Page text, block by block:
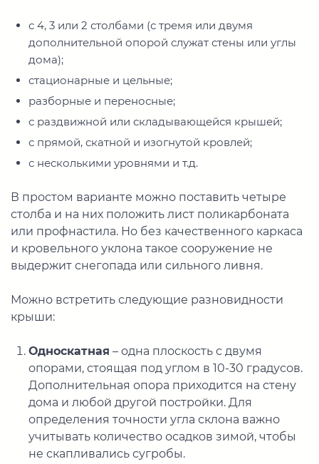
с 4, 3 или 2 столбами (с тремя или двумя
дополнительной опорой служат стены или углы
дома);
стационарные и цельные;
разборные и переносные;
с раздвижной или складывающейся крышей;
с прямой, скатной и изогнутой кровлей;
с несколькими уровнями и т.д.
В простом варианте можно поставить четыре
столба и на них положить лист поликарбоната
или профнастила. Но без качественного каркаса
и кровельного уклона такое сооружение не
выдержит снегопада или сильного ливня.
Можно встретить следующие разновидности
крыши:
Односкатная – одна плоскость с двумя
опорами, стоящая под углом в 10-30 градусов.
Дополнительная опора приходится на стену
дома и любой другой постройки. Для
определения точности угла склона важно
учитывать количество осадков зимой, чтобы
не скапливались сугробы.